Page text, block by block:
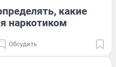
какие
наркотиком
Обсудить